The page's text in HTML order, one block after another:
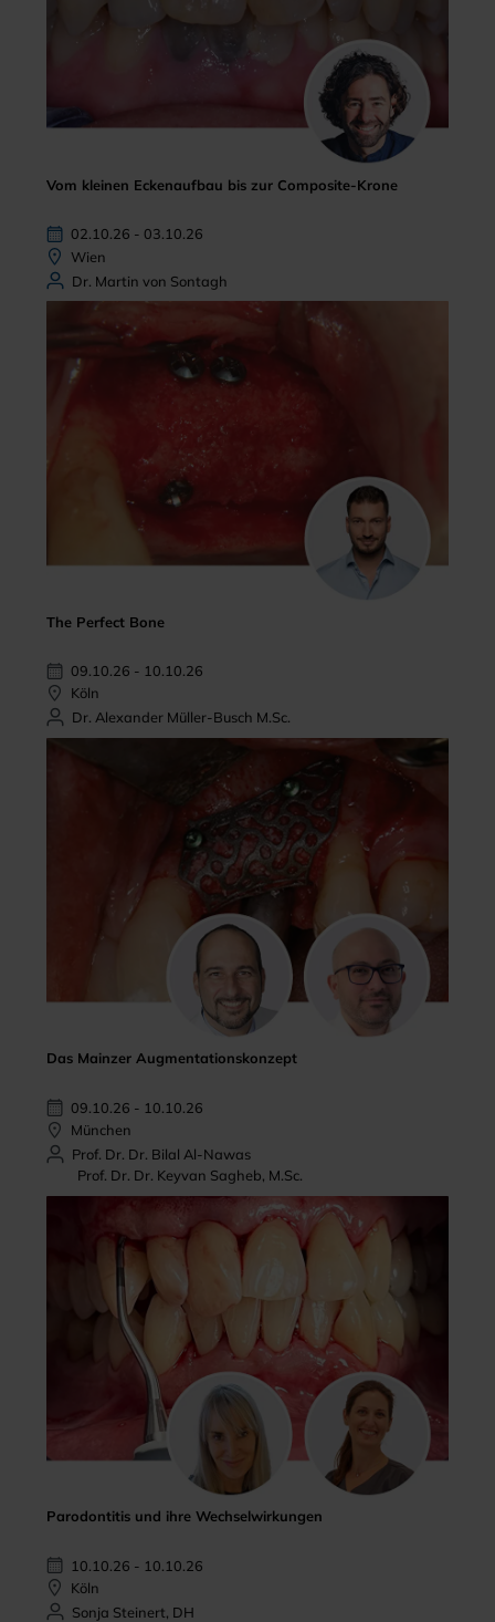
Vom kleinen Eckenaufbau bis zur Composite-Krone
02.10.26 - 03.10.26
Wien
Dr. Martin von Sontagh
The Perfect Bone
09.10.26 - 10.10.26
Köln
Dr. Alexander Müller-Busch M.Sc.
Das Mainzer Augmentationskonzept
09.10.26 - 10.10.26
München
Prof. Dr. Dr. Bilal Al-Nawas
Prof. Dr. Dr. Keyvan Sagheb, M.Sc.
Parodontitis und ihre Wechselwirkungen
10.10.26 - 10.10.26
Köln
Sonja Steinert, DH